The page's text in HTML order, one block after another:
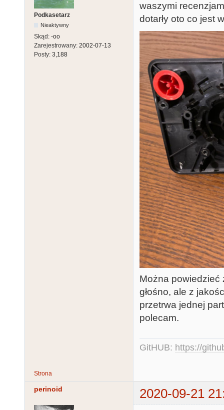
Podkasetarz
Nieaktywny
Skąd: -oo
Zarejestrowany: 2002-07-13
Posty: 3,188
waszymi
dotarły oto co jest
Można powiedzieć
głośno, ale z
przetrwa jednej
polecam.
GitHUB: https://
Strona
perinoid 2020-09-21